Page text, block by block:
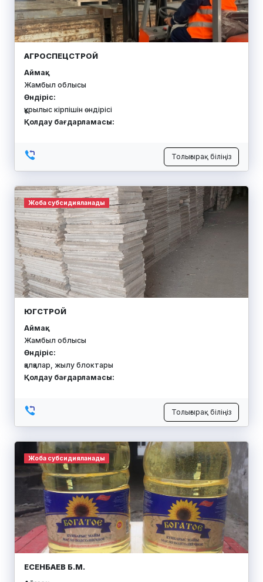
АГРОСПЕЦСТРОЙ
Аймақ:
Жамбыл облысы
Өндіріс:
құрылыс кірпішін өндірісі
Қолдау бағдарламасы:
Толығырақ біліңіз
Жоба субсидияланады
ЮГСТРОЙ
Аймақ:
Жамбыл облысы
Өндіріс:
қалқалар, жылу блоктары
Қолдау бағдарламасы:
Толығырақ біліңіз
Жоба субсидияланады
ЕСЕНБАЕВ Б.М.